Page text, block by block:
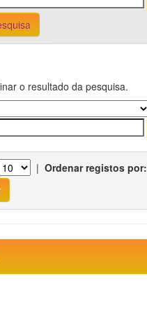
o resultado da pesquisa.
| Ordenar registos por: